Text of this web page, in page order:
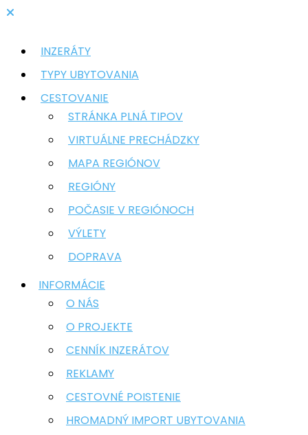
INZERÁTY
TYPY UBYTOVANIA
CESTOVANIE
STRÁNKA PLNÁ TIPOV
VIRTUÁLNE PRECHÁDZKY
MAPA REGIÓNOV
REGIÓNY
POČASIE V REGIÓNOCH
VÝLETY
DOPRAVA
INFORMÁCIE
O NÁS
O PROJEKTE
CENNÍK INZERÁTOV
REKLAMY
CESTOVNÉ POISTENIE
HROMADNÝ IMPORT UBYTOVANIA